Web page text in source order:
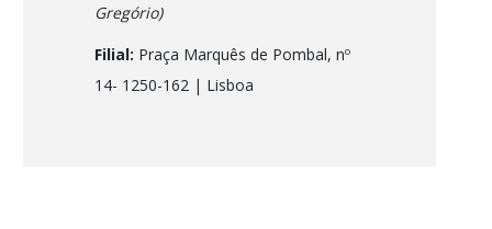
Gregório)
Filial: Praça Marquês de Pombal, nº
14- 1250-162 | Lisboa